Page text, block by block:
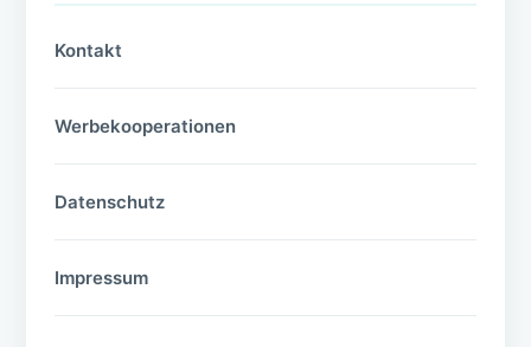
Kontakt
Werbekooperationen
Datenschutz
Impressum